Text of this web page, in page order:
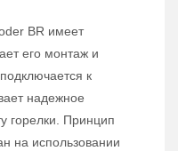
BR имеет
его монтаж и
к
надежное
горелки. Принцип
на использовании